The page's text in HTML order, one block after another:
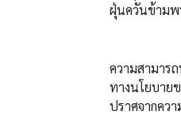
ฝุ่นควันข้ามพ
ดังนั้น บท
ความสามาร
ทางนโยบาย
ปราศจากคว